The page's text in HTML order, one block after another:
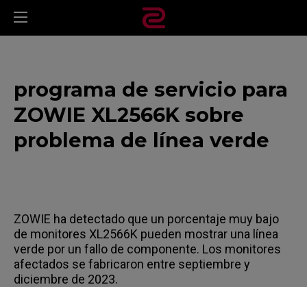
programa de servicio para
ZOWIE XL2566K sobre
problema de línea verde
ZOWIE ha detectado que un porcentaje muy bajo
de monitores XL2566K pueden mostrar una línea
verde por un fallo de componente. Los monitores
afectados se fabricaron entre septiembre y
diciembre de 2023.